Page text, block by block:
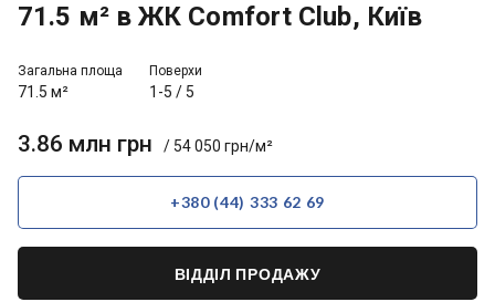
71.5 м² в ЖК Comfort Club, Київ
Загальна площа
71.5 м²
Поверхи
1-5 / 5
3.86 млн грн / 54 050 грн/м²
+380 (44) 333 62 69
ВІДДІЛ ПРОДАЖУ